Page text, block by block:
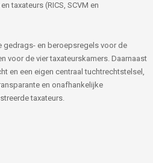
taxateurs (RICS, SCVM en
en beroepsregels voor de
voor de vier taxateurskamers. Daarnaast
en een eigen centraal tuchtrechtstelsel,
en onafhankelijke
taxateurs.